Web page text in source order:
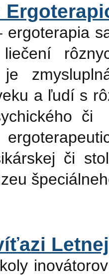
ergoterapia
a ľudí s
či
či